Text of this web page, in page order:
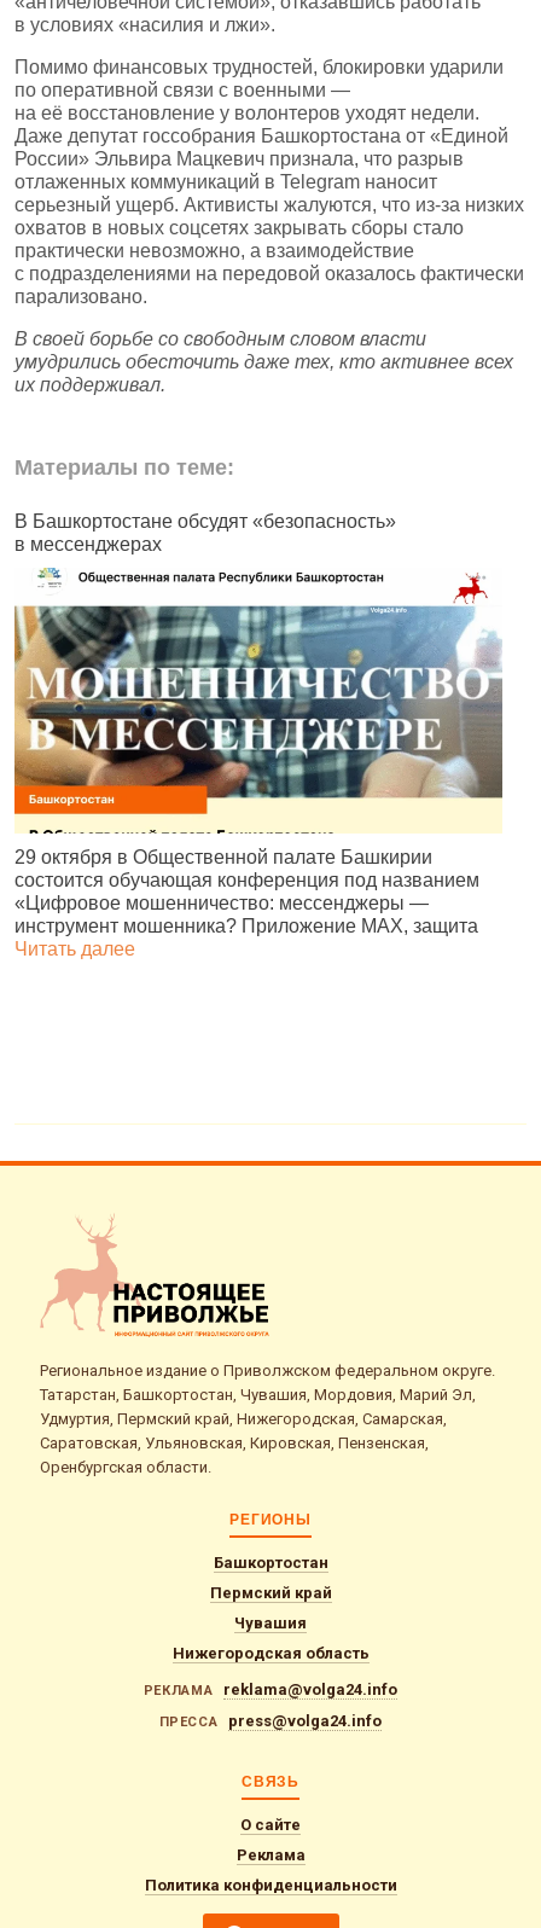
в условиях «насилия и лжи».
Помимо финансовых трудностей, блокировки ударили
по оперативной связи с военными —
на её восстановление у волонтеров уходят недели.
Даже депутат госсобрания Башкортостана от «Единой
России» Эльвира Мацкевич признала, что разрыв
отлаженных коммуникаций в Telegram наносит
серьезный ущерб. Активисты жалуются, что из‑за низких
охватов в новых соцсетях закрывать сборы стало
практически невозможно, а взаимодействие
с подразделениями на передовой оказалось фактически
парализовано.
В своей борьбе со свободным словом власти
умудрились обесточить даже тех, кто активнее всех
их поддерживал.
Материалы по теме:
В Башкортостане обсудят «безопасность»
в мессенджерах
29 октября в Общественной палате Башкирии
состоится обучающая конференция под названием
«Цифровое мошенничество: мессенджеры —
инструмент мошенника? Приложение MAX, защита
Читать далее
Региональное издание о Приволжском федеральном округе.
Татарстан, Башкортостан, Чувашия, Мордовия, Марий Эл,
Удмуртия, Пермский край, Нижегородская, Самарская,
Саратовская, Ульяновская, Кировская, Пензенская,
Оренбургская области.
РЕГИОНЫ
Башкортостан
Пермский край
Чувашия
Нижегородская область
РЕКЛАМА reklama@volga24.info
ПРЕССА press@volga24.info
СВЯЗЬ
О сайте
Реклама
Политика конфиденциальности